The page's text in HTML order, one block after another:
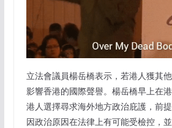
立法會議員楊岳橋表示，若港人獲其
影響香港的國際聲譽。楊岳橋早上在
港人選擇尋求海外地方政治庇護，前
因政治原因在法律上有可能受檢控，